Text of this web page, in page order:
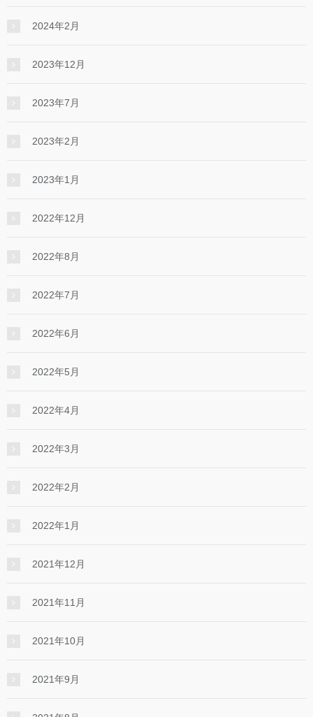
2024年2月
2023年12月
2023年7月
2023年2月
2023年1月
2022年12月
2022年8月
2022年7月
2022年6月
2022年5月
2022年4月
2022年3月
2022年2月
2022年1月
2021年12月
2021年11月
2021年10月
2021年9月